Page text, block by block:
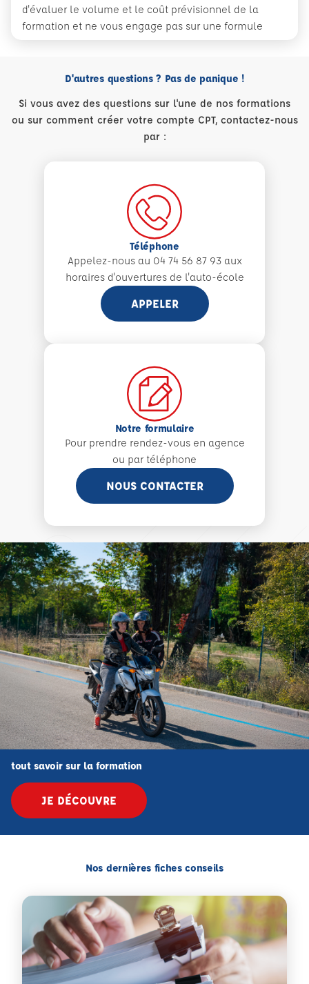
d'évaluer le volume et le coût prévisionnel de la
formation et ne vous engage pas sur une formule
D'autres questions ? Pas de panique !
Si vous avez des questions sur l'une de nos formations
ou sur comment créer votre compte CPT, contactez-nous
par :
Téléphone
Appelez-nous au 04 74 56 87 93 aux
horaires d'ouvertures de l'auto-école
APPELER
Notre formulaire
Pour prendre rendez-vous en agence
ou par téléphone
NOUS CONTACTER
tout savoir sur la formation
JE DÉCOUVRE
Nos dernières fiches conseils